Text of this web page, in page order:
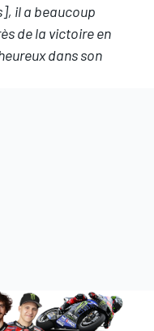
il a beaucoup
de la victoire en
dans son